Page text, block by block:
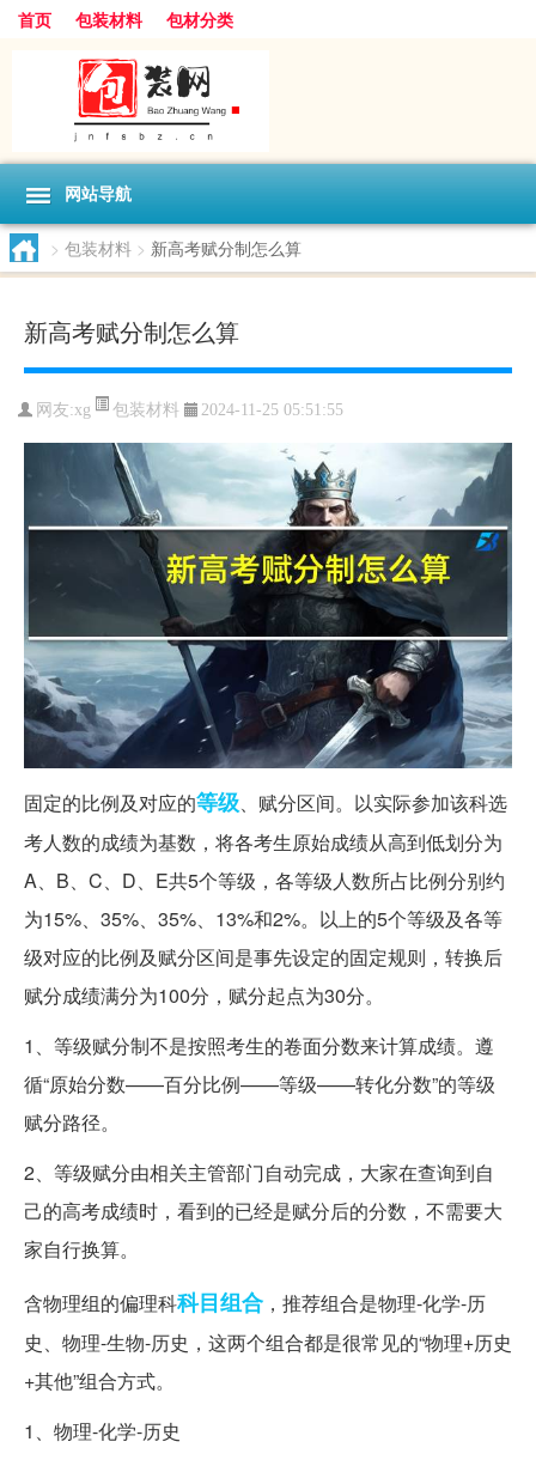
首页 包装材料 包材分类
网站导航
> 包装材料 > 新高考赋分制怎么算
新高考赋分制怎么算
网友:xg 包装材料 2024-11-25 05:51:55
固定的比例及对应的等级、赋分区间。以实际参加该科选
考人数的成绩为基数，将各考生原始成绩从高到低划分为
A、B、C、D、E共5个等级，各等级人数所占比例分别约
为15%、35%、35%、13%和2%。以上的5个等级及各等
级对应的比例及赋分区间是事先设定的固定规则，转换后
赋分成绩满分为100分，赋分起点为30分。
1、等级赋分制不是按照考生的卷面分数来计算成绩。遵
循“原始分数——百分比例——等级——转化分数”的等级
赋分路径。
2、等级赋分由相关主管部门自动完成，大家在查询到自
己的高考成绩时，看到的已经是赋分后的分数，不需要大
家自行换算。
含物理组的偏理科科目组合 ，推荐组合是物理-化学-历
史、物理-生物-历史，这两个组合都是很常见的“物理+历史
+其他”组合方式。
1、物理-化学-历史